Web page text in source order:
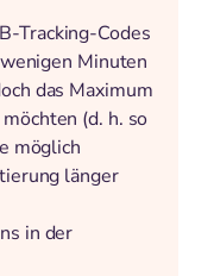
Tracking-Codes
Minuten
das Maximum
(d. h. so
möglich
länger
in der